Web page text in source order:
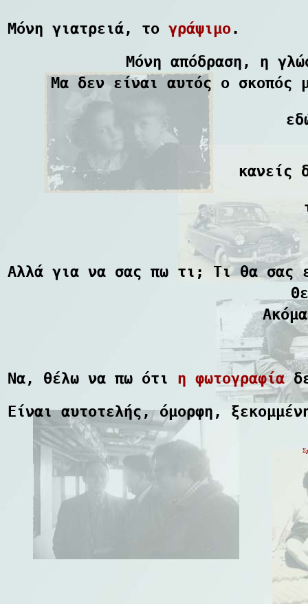
Μόνη γιατρειά, το γράψιμο.
Μόνη απόδραση, η
Μα δεν είναι αυτός ο σκοπός
κανείς
Αλλά για να σας πω τι; Τι θα σας
Να, θέλω να πω ότι η φωτογραφία
Είναι αυτοτελής, όμορφη,